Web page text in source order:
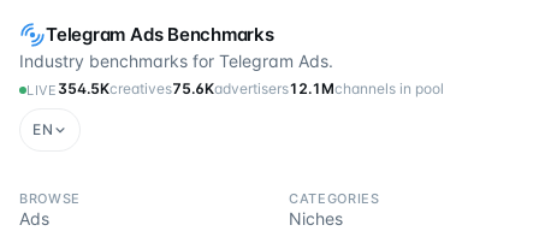
Telegram Ads Benchmarks
Industry benchmarks for Telegram Ads.
LIVE 354.5Kcreatives75.6Kadvertisers12.1Mchannels in pool
EN
BROWSE
Ads
CATEGORIES
Niches